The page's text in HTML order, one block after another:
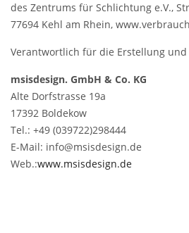
des Zentrums für Schlichtung e.V.,
77694 Kehl am Rhein,
Verantwortlich für die Erstellung und
msisdesign. GmbH & Co. KG
Alte Dorfstrasse 19a
17392 Boldekow
Tel.: +49 (039722)298444
E-Mail: info@msisdesign.de
Web.:www.msisdesign.de